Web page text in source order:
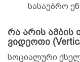
სასაუბრო
რა არის
ვიდეოთი
სოციალური